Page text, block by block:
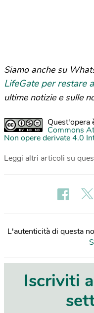
Siamo anche su
LifeGate per restare
ultime notizie e sulle
Quest'opera
Commons
Non opere derivate 4.0
Leggi altri articoli su
L'autenticità di questa
Iscriviti